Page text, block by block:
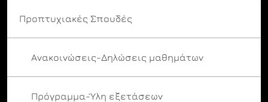
Προπτυχιακές Σπουδές
Ανακοινώσεις-Δηλώσεις μαθημάτων
Πρόγραμμα-Ύλη εξετάσεων